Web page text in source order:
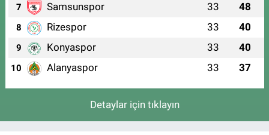
7 Samsunspor 33 48
8 Rizespor 33 40
9 Konyaspor 33 40
10 Alanyaspor 33 37
Detaylar için tıklayın